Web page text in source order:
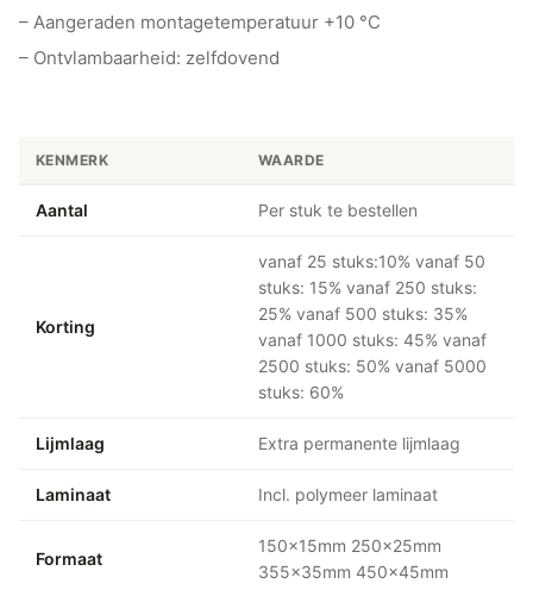
– Aangeraden montagetemperatuur +10 °C
– Ontvlambaarheid: zelfdovend
KENMERK WAARDE
Aantal Per stuk te bestellen
Korting
vanaf 25 stuks:10% vanaf 50
stuks: 15% vanaf 250 stuks:
25% vanaf 500 stuks: 35%
vanaf 1000 stuks: 45% vanaf
2500 stuks: 50% vanaf 5000
stuks: 60%
Lijmlaag Extra permanente lijmlaag
Laminaat Incl. polymeer laminaat
Formaat
150x15mm 250x25mm
355x35mm 450x45mm